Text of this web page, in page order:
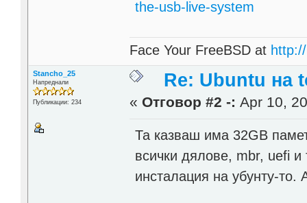
the-usb-live-system
Face Your FreeBSD at
Stancho_25
Напреднали
Публикации: 234
Re: Ubuntu на
« Отговор #2 -: Apr 10,
Та казваш има 32GB
всички дялове, mbr, uefi
инсталация на убунту-